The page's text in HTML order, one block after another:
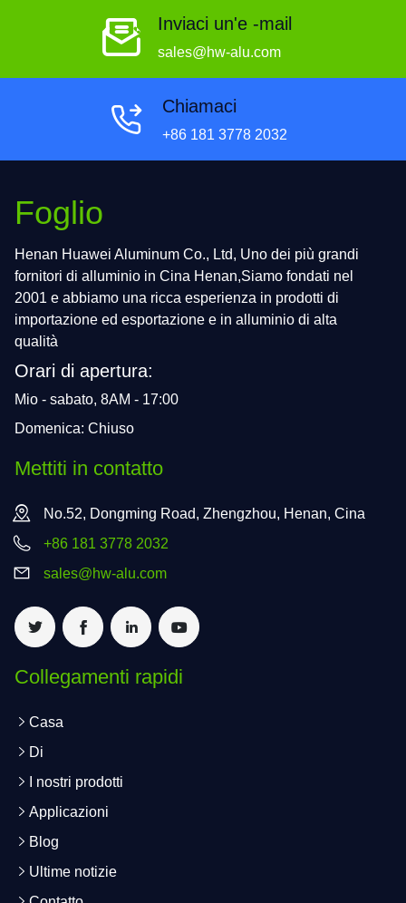
Inviaci un'e -mail
sales@hw-alu.com
Chiamaci
+86 181 3778 2032
Foglio
Henan Huawei Aluminum Co., Ltd, Uno dei più grandi
fornitori di alluminio in Cina Henan,Siamo fondati nel
2001 e abbiamo una ricca esperienza in prodotti di
importazione ed esportazione e in alluminio di alta
qualità
Orari di apertura:
Mio - sabato, 8AM - 17:00
Domenica: Chiuso
Mettiti in contatto
No.52, Dongming Road, Zhengzhou, Henan, Cina
+86 181 3778 2032
sales@hw-alu.com
Collegamenti rapidi
Casa
Di
I nostri prodotti
Applicazioni
Blog
Ultime notizie